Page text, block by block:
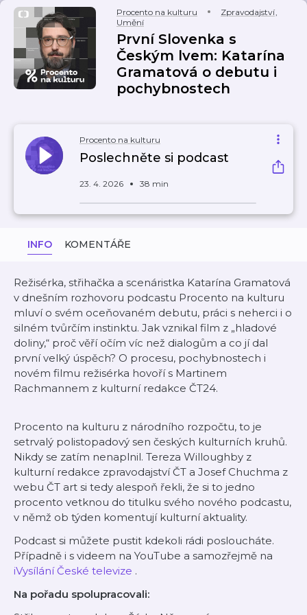
Procento na kulturu Zpravodajství,
Umění
První Slovenka s
Českým lvem: Katarína
Gramatová o debutu i
pochybnostech
Procento na kulturu
Poslechněte si podcast
23. 4. 2026 38 min
INFO KOMENTÁŘE
Režisérka, střihačka a scenáristka Katarína Gramatová
v dnešním rozhovoru podcastu Procento na kulturu
mluví o svém oceňovaném debutu, práci s neherci i o
silném tvůrčím instinktu. Jak vznikal film z „hladové
doliny,“ proč věří očím víc než dialogům a co jí dal
první velký úspěch? O procesu, pochybnostech i
novém filmu režisérka hovoří s Martinem
Rachmannem z kulturní redakce ČT24.
Procento na kulturu z národního rozpočtu, to je
setrvalý polistopadový sen českých kulturních kruhů.
Nikdy se zatím nenaplnil. Tereza Willoughby z
kulturní redakce zpravodajství ČT a Josef Chuchma z
webu ČT art si tedy alespoň řekli, že si to jedno
procento vetknou do titulku svého nového podcastu,
v němž ob týden komentují kulturní aktuality.
Podcast si můžete pustit kdekoli rádi posloucháte.
Případně i s videem na YouTube a samozřejmě na
iVysílání České televize .
Na pořadu spolupracovali: